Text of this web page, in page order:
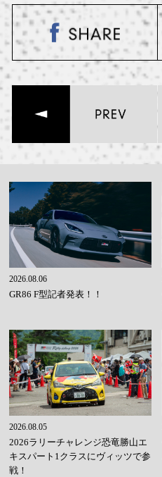
2026.08.06
GR86 F型記者発表！！
2026.08.05
2026ラリーチャレンジ恐竜勝山エ
キスパート1クラスにヴィッツで参
戦！